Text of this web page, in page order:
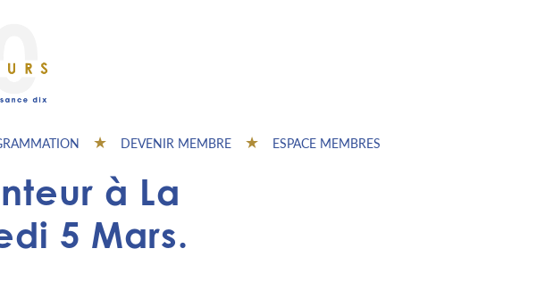
DEVENIR MEMBRE ESPACE MEMBRES
à La
5 Mars.